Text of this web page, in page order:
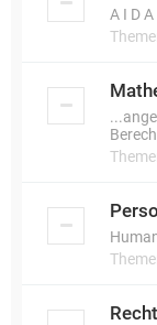
A I D A